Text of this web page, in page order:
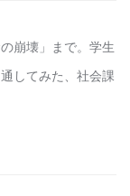
崩壊」まで。学生
してみた、社会課